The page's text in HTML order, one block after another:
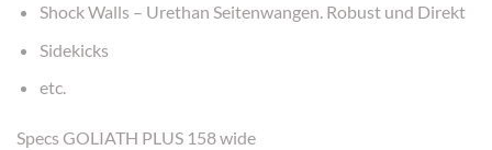
Shock Walls – Urethan Seitenwangen. Robust und Direkt
Sidekicks
etc.
Specs GOLIATH PLUS 158 wide